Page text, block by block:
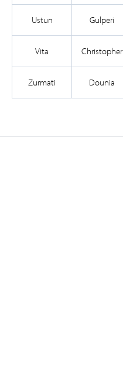
Ustun Gulperi
Vita Christopher
Zurmati Dounia